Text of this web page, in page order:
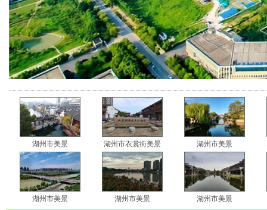
湖州市美景 湖州市衣裳街美景 湖州市美景
湖州市美景 湖州市美景 湖州市美景